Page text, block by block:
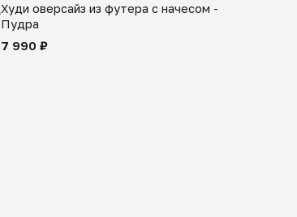
Худи оверсайз из футера с начесом -
Пудра
7 990 ₽